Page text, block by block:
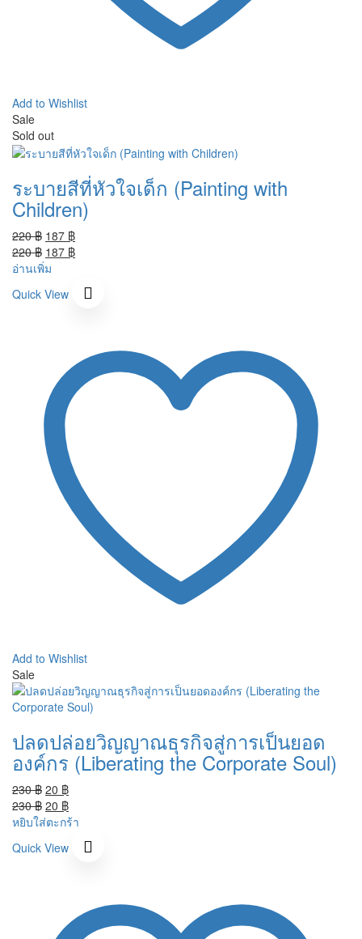
Add to Wishlist
Sale
Sold out
ระบายสีที่หัวใจเด็ก (Painting with
Children)
220฿ Original
price
was:
187 ฿Current
price
187 ฿.
220฿ Original
price
220 ฿.
187 ฿Current
is:
187 ฿.
อ่านเพิ่ม
Quick View
Add to Wishlist
Sale
ปลดปล่อยวิญญาณธุรกิจสู่การเป็นยอด
องค์กร (Liberating the Corporate Soul)
230฿ Original
price
was:
20 ฿Current
price
is:
20 ฿.
230฿ Original
price
230 ฿.
20 ฿Current
price
20 ฿.
หยิบใส่ตะกร้า
Quick View